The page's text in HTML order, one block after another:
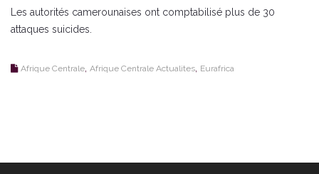
Les autorités camerounaises ont comptabilisé plus de 30
attaques suicides.
Afrique Centrale Afrique Centrale Actualites Eurafrica